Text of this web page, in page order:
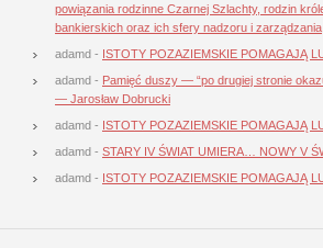
powiązania rodzinne Czarnej Szlachty, rodzin
bankierskich oraz ich sfery nadzoru i zarządzania
adamd - ISTOTY POZAZIEMSKIE POMAGAJĄ
adamd - Pamięć duszy — “po drugiej stronie
— Jarosław Dobrucki
adamd - ISTOTY POZAZIEMSKIE POMAGAJĄ
adamd - STARY IV ŚWIAT UMIERA… NOWY V
adamd - ISTOTY POZAZIEMSKIE POMAGAJĄ